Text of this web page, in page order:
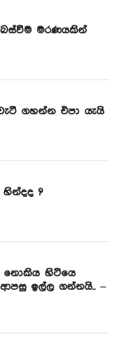
මරණයකින්
ගහන්න එපා යැයි
?
නොකිය හිටියෙ
ඉල්ල ගන්නයි.. –